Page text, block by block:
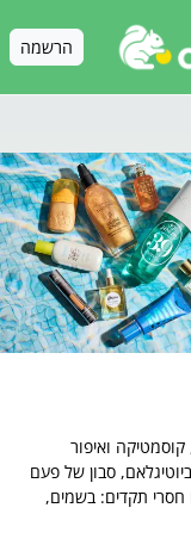
הרשמה
ואיפור
סבון של פעם
חסרי תקדים: בשמים,